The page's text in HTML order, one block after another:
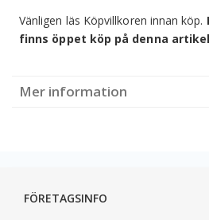
Vänligen läs Köpvillkoren innan köp.
finns öppet köp på denna
Mer information
FÖRETAGSINFO